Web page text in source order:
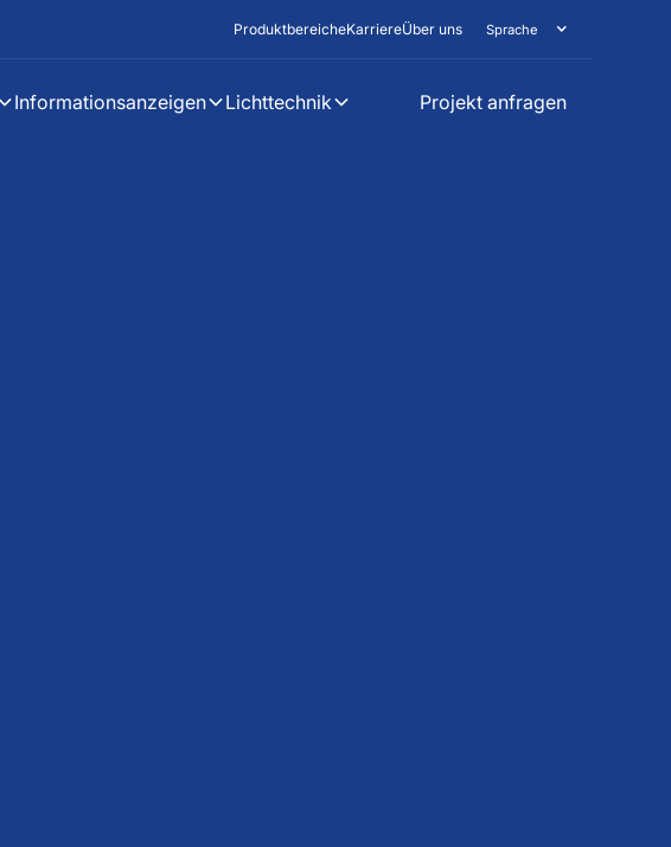
ProduktbereicheKarriereÜber uns Sprache
Informationsanzeigen Lichttechnik Projekt anfragen